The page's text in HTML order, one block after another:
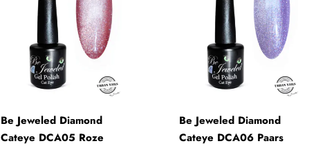
Be Jeweled Diamond
Cateye DCA05 Roze
Be Jeweled Diamond
Cateye DCA06 Paars